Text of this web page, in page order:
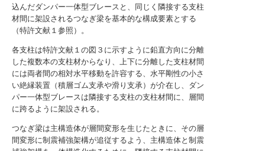
込んだダンパー一体型ブレースと、同じく隣接する支柱
材間に架設されるつなぎ梁を基本的な構成要素とする
（特許文献１参照）。
各支柱は特許文献１の図３に示すように鉛直方向に分離
した複数本の支柱材からなり、上下に分離した支柱材間
には両者間の相対水平移動を許容する、水平剛性の小さ
い絶縁装置（積層ゴム支承や滑り支承）が介在し、ダン
パー一体型ブレースは隣接する支柱の支柱材間に、層間
に跨るように架設される。
つなぎ梁は主構造体が層間変形を生じたときに、その層
間変形に制震補強架構が追従するよう、主構造体と制震